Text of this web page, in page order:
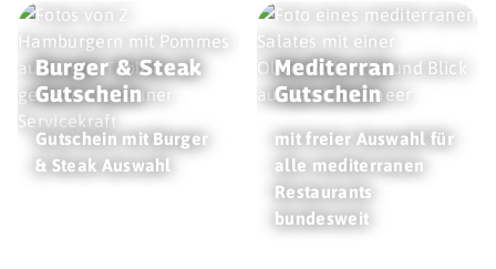
Burger & Steak
Gutschein
Gutschein mit Burger
& Steak Auswahl
Mediterran
Gutschein
mit freier Auswahl für
alle mediterranen
Restaurants
bundesweit